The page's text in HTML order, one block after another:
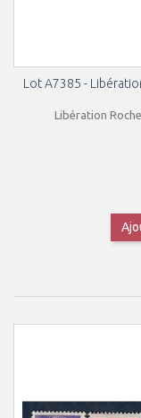
Lot A7385 -
Libération